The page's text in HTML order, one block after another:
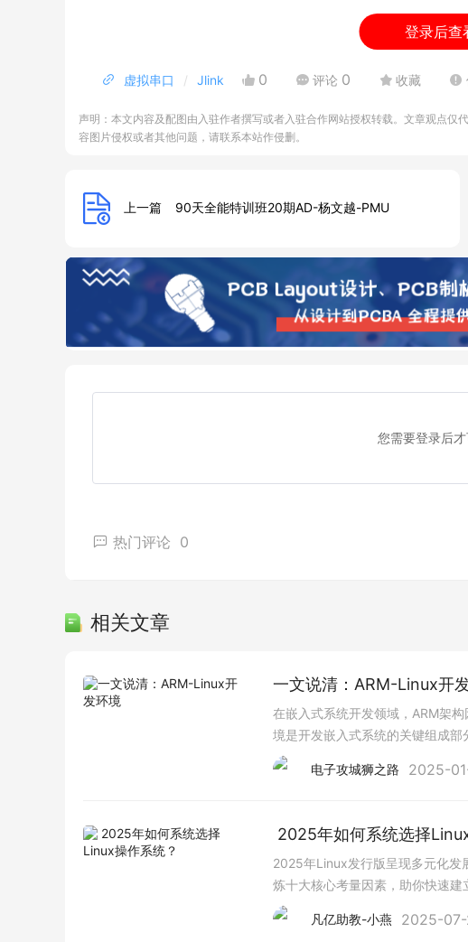
登录后查
虚拟串口 Jlink 0 评论 0 收藏
声明：本文内容及配图由入驻作者撰写或者入驻合作网站授权转载。文章观点
容图片侵权或者其他问题，请联系本站作侵删。
上一篇 90天全能特训班20期AD-杨文越-PMU
您需要登录后
热门评论 0
相关文章
一文说清：ARM-Linux开
在嵌入式系统开发领域，ARM架
境是开发嵌入式系统的关键组成
件环境开发板：搭载ARM处理器的
电子攻城狮之路
2025-
2025年如何系统选择
2025年Linux发行版呈现多元化发
炼十大核心考量因素，助你快速建
Ubuntu LTS（5年支持）、Debian
凡亿助教-小燕
2025-